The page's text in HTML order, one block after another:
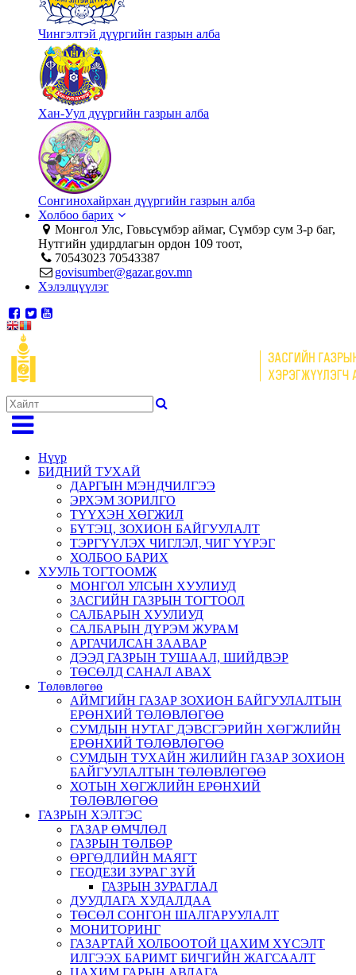
Чингэлтэй дүүргийн газрын алба
Хан-Уул дүүргийн газрын алба
Сонгинохайрхан дүүргийн газрын алба
Холбоо барих
Монгол Улс, Говьсүмбэр аймаг, Сүмбэр сум 3-р баг,
Нутгийн удирдлагын ордон 109 тоот,
70543023 70543387
govisumber@gazar.gov.mn
Хэлэлцүүлэг
Нүүр
БИДНИЙ ТУХАЙ
ДАРГЫН МЭНДЧИЛГЭЭ
ЭРХЭМ ЗОРИЛГО
ТҮҮХЭН ХӨГЖИЛ
БҮТЭЦ, ЗОХИОН БАЙГУУЛАЛТ
ТЭРГҮҮЛЭХ ЧИГЛЭЛ, ЧИГ ҮҮРЭГ
ХОЛБОО БАРИХ
ХУУЛЬ ТОГТООМЖ
МОНГОЛ УЛСЫН ХУУЛИУД
ЗАСГИЙН ГАЗРЫН ТОГТООЛ
САЛБАРЫН ХУУЛИУД
САЛБАРЫН ДҮРЭМ ЖУРАМ
АРГАЧИЛСАН ЗААВАР
ДЭЭД ГАЗРЫН ТУШААЛ, ШИЙДВЭР
ТӨСӨЛД САНАЛ АВАХ
Төлөвлөгөө
АЙМГИЙН ГАЗАР ЗОХИОН БАЙГУУЛАЛТЫН
ЕРӨНХИЙ ТӨЛӨВЛӨГӨӨ
СУМДЫН НУТАГ ДЭВСГЭРИЙН ХӨГЖЛИЙН
ЕРӨНХИЙ ТӨЛӨВЛӨГӨӨ
СУМДЫН ТУХАЙН ЖИЛИЙН ГАЗАР ЗОХИОН
БАЙГУУЛАЛТЫН ТӨЛӨВЛӨГӨӨ
ХОТЫН ХӨГЖЛИЙН ЕРӨНХИЙ
ТӨЛӨВЛӨГӨӨ
ГАЗРЫН ХЭЛТЭС
ГАЗАР ӨМЧЛӨЛ
ГАЗРЫН ТӨЛБӨР
ӨРГӨДЛИЙН МАЯГТ
ГЕОДЕЗИ ЗУРАГ ЗҮЙ
ГАЗРЫН ЗУРАГЛАЛ
ДУУДЛАГА ХУДАЛДАА
ТӨСӨЛ СОНГОН ШАЛГАРУУЛАЛТ
МОНИТОРИНГ
ГАЗАРТАЙ ХОЛБООТОЙ ЦАХИМ ХҮСЭЛТ
ИЛГЭЭХ БАРИМТ БИЧГИЙН ЖАГСААЛТ
ЦАХИМ ГАРЫН АВЛАГА